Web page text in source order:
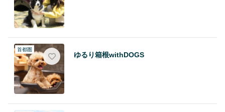
首都圏
ゆるり箱根withDOGS